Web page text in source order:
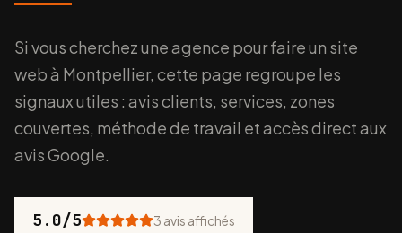
Si vous cherchez une agence pour faire un site
web à Montpellier, cette page regroupe les
signaux utiles : avis clients, services, zones
couvertes, méthode de travail et accès direct aux
avis Google.
5.0/5 3 avis affichés